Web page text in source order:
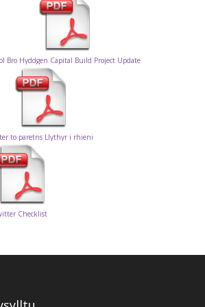
Bro Hyddgen Capital Build Project Update
to paretns Llythyr i rhieni
Checklist